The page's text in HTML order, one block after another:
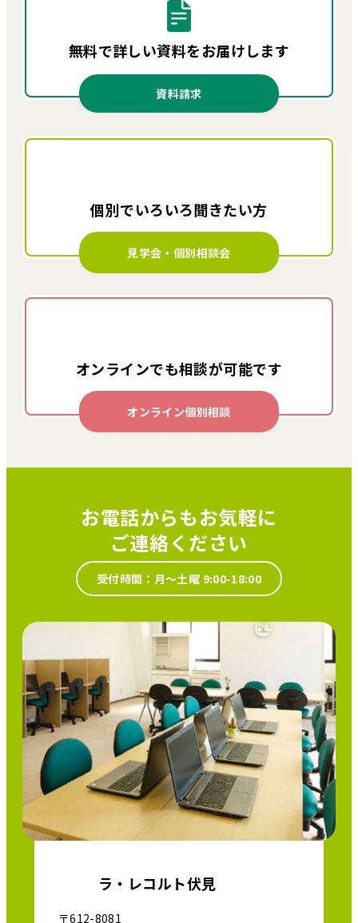
無料で詳しい資料をお届けします
資料請求
個別でいろいろ聞きたい方
見学会・個別相談会
オンラインでも相談が可能です
オンライン個別相談
お電話からもお気軽に
ご連絡ください
受付時間：月～土曜 9:00-18:00
ラ・レコルト伏見
〒612-8081